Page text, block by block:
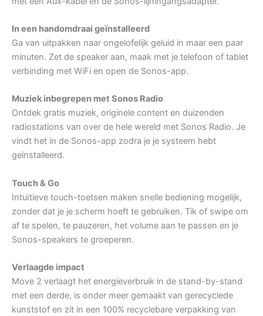
In een handomdraai geïnstalleerd
Ga van uitpakken naar ongelofelijk geluid in maar een paar
minuten. Zet de speaker aan, maak met je telefoon of tablet
verbinding met WiFi en open de Sonos-app.
Muziek inbegrepen met Sonos Radio
Ontdek gratis muziek, originele content en duizenden
radiostations van over de hele wereld met Sonos Radio. Je
vindt het in de Sonos-app zodra je je systeem hebt
geïnstalleerd.
Touch & Go
Intuïtieve touch-toetsen maken snelle bediening mogelijk,
zonder dat je je scherm hoeft te gebruiken. Tik of swipe om
af te spelen, te pauzeren, het volume aan te passen en je
Sonos-speakers te groeperen.
Verlaagde impact
Move 2 verlaagt het energieverbruik in de stand-by-stand
met een derde, is onder meer gemaakt van gerecyclede
kunststof en zit in een 100% recyclebare verpakking van